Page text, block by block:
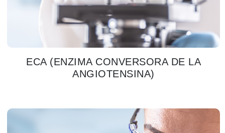
ECA (ENZIMA CONVERSORA DE LA
ANGIOTENSINA)